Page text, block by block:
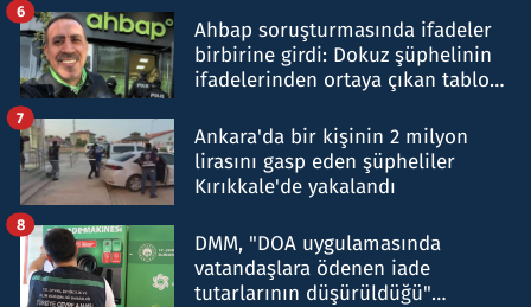
Ahbap soruşturmasında ifadeler
birbirine girdi: Dokuz şüphelinin
ifadelerinden ortaya çıkan tablo
6
Ankara'da bir kişinin 2 milyon
lirasını gasp eden şüpheliler
Kırıkkale'de yakalandı
7
DMM, "DOA uygulamasında
vatandaşlara ödenen iade
tutarlarının düşürüldüğü"
8